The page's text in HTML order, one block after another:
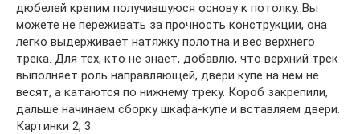
дюбелей крепим получившуюся основу к потолку. Вы
можете не переживать за прочность конструкции, она
легко выдерживает натяжку полотна и вес верхнего
трека. Для тех, кто не знает, добавлю, что верхний трек
выполняет роль направляющей, двери купе на нем не
весят, а катаются по нижнему треку. Короб закрепили,
дальше начинаем сборку шкафа-купе и вставляем двери.
Картинки 2, 3.